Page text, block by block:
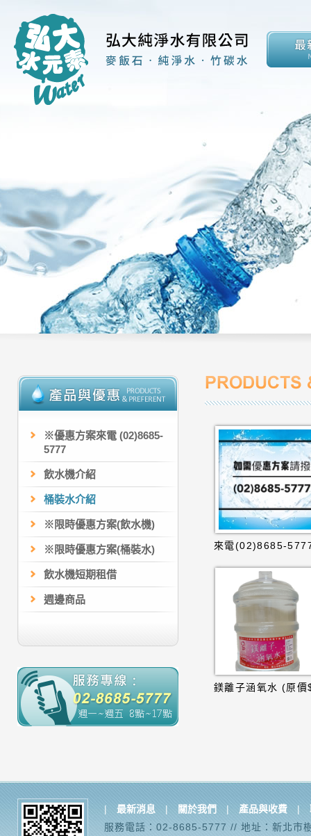
※優惠方案來電 (02)8685-
5777
飲水機介紹
桶裝水介紹
※限時優惠方案(飲水機)
※限時優惠方案(桶裝水)
飲水機短期租借
週邊商品
來電(02)8685-
| 最新消息 | 關於我們 | 產品與收費 |
服務電話：02-8685-5777 // 地址：新北市